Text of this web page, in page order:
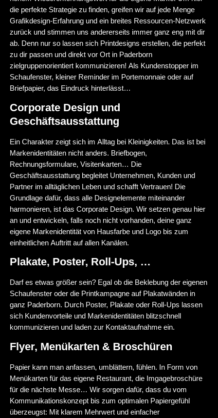
die perfekte Strategie zu finden, greifen wir auf jede Menge
Grafikdesign-Erfahrung und ein breites Ressourcen-Netzwerk
zurück und stimmen uns andererseits immer ganz eng mit dir
ab. Denn nur so lassen sich Printdesigns erstellen, die perfekt
zu dir passen und direkt vor Ort in Paderborn
zielgruppenorientiert kommunizieren! Als Kundenstopper im
Schaufenster, kleiner Reminder im Portemonnaie oder auf
Briefpapier, das Eindruck hinterlässt…
Corporate Design und
Geschäftsausstattung
Ein Charakter zeigt sich im Alltag bei Kleinigkeiten. Das ist bei
Markenidentitäten nicht anders. Briefbogen,
Rechnungsformulare, Visitenkarten… Die
Geschäftsausstattung begleitet Unternehmen, Kunden und
Partner im alltäglichen Leben und schafft Vertrauen! Die
Grundlage dafür, dass alle Designelemente miteinander
harmonieren, ist das Corporate Design. Wir setzen genau hier
an und entwickeln, falls noch nicht vorhanden, deine ganz
eigene Markenidentität von Hausfarbe und Logo bis zum
einheitlichen Auftritt auf allen Kanälen.
Plakate, Poster, Roll-Ups, …
Darf es etwas größer sein? Egal ob die Beklebung der eigenen
Schaufenster oder die Printkampagne auf Plakatwänden in
ganz Paderborn. Durch Poster, Plakate oder Roll-Ups lassen
sich Kundenvorteile und Markenidentitäten blitzschnell
kommunizieren und laden zur Kontaktaufnahme ein.
Flyer, Menükarten & Broschüren
Papier kann man anfassen, umblättern, fühlen. In Form von
Menükarten für das eigene Restaurant, die Imgagebroschüre
für die nächste Messe… Wir sorgen dafür, dass du vom
Kommunikationskonzept bis zum optimalen Papiergefühl
überzeugst: Mit klarem Mehrwert und einfacher